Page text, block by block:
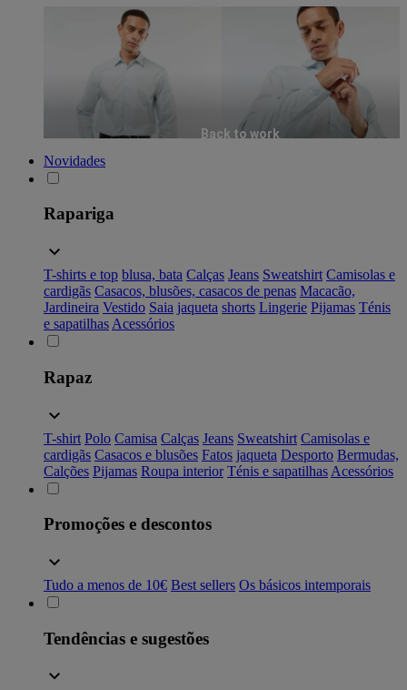
Back to work
Novidades
Rapariga
T-shirts e top blusa, bata Calças Jeans Sweatshirt Camisolas e
cardigãs Casacos, blusões, casacos de penas Macacão,
Jardineira Vestido Saia jaqueta shorts Lingerie Pijamas Ténis
e sapatilhas Acessórios
Rapaz
T-shirt Polo Camisa Calças Jeans Sweatshirt Camisolas e
cardigãs Casacos e blusões Fatos jaqueta Desporto Bermudas,
Calções Pijamas Roupa interior Ténis e sapatilhas Acessórios
Promoções e descontos
Tudo a menos de 10€ Best sellers Os básicos intemporais
Tendências e sugestões